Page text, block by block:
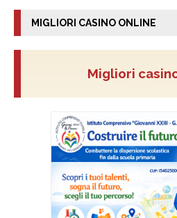
MIGLIORI CASINO ONLINE
Migliori